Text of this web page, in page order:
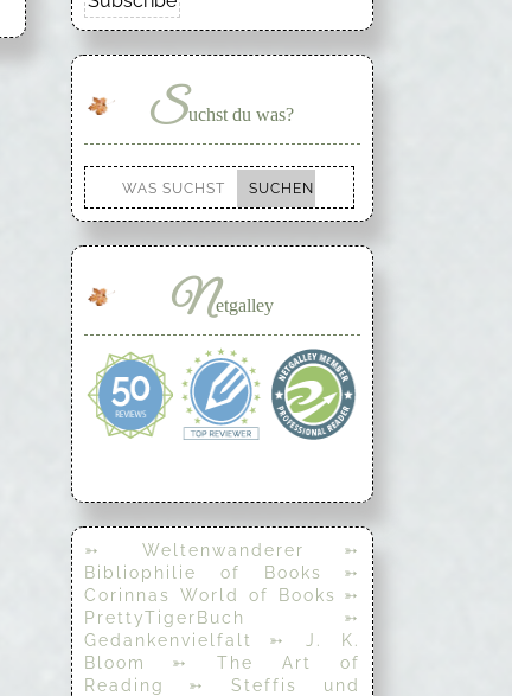
Suchst du was?
Netgalley
➳ Weltenwanderer
➳
Bibliophilie of Books
➳
Corinnas World of Books
➳
PrettyTigerBuch
➳
Gedankenvielfalt
➳ J. K.
Bloom
➳ The Art of
Reading
➳ Steffis und